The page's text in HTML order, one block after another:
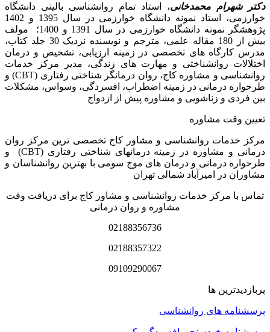
دکتر شهرام محمدخانی، استاد تمام روانشناسی بالینی دانشگاه
خوارزمی، استاد نمونه دانشگاه خوارزمی در سال 1395 و 1402
پژوهشگر نمونه دانشگاه خوارزمی در سال 1391 و 1400؛ مولف
بیش از 180 مقاله علمی، مترجم و نویسنده نزدیک 30 جلد کتاب،
مدرس کارگاه­ های تخصصی در زمینه ارزیابی، تشخیص و درمان
اختلالات روانشناختی و مهارت های زندگی، مدیر مرکز خدمات
روانشناسی و مشاوره کاج، روان­ درمانگر شناختی رفتاری (CBT) و
طرحواره درمانی در زمینه اضطراب، افسردگی، وسواس، مشکلات
بین فردی و زناشویی و مشاوره پیش از ازدواج
تعیین وقت مشاوره
مرکز خدمات روانشناسی و مشاور کاج تخصصی‏ ترین مرکز روان
درمانی و مشاوره در زمینه درمان‏های شناختی رفتاری (CBT) و
طرحواره درمانی و درمان های موج سومی با بهترین روانشناسان و
مشاوران در امیرآباد شمالی تهران
تماس با مرکز خدمات روانشناسی و مشاور کاج برای دریافت وقت
مشاوره و روان درمانی
02188356736
02188357322
09109290067
پربازدیدترین ها
پرسشنامه های روانشناسی